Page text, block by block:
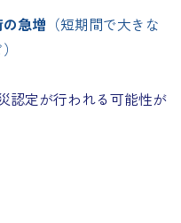
急増 （短期間で大きな
認定が行われる可能性が